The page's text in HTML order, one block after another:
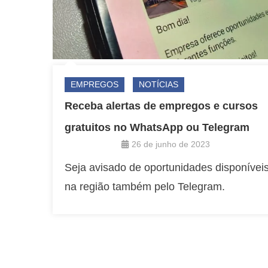
EMPREGOS NOTÍCIAS
Receba alertas de empregos e cursos
gratuitos no WhatsApp ou Telegram
26 de junho de 2023
Seja avisado de oportunidades
na região também pelo Telegram.